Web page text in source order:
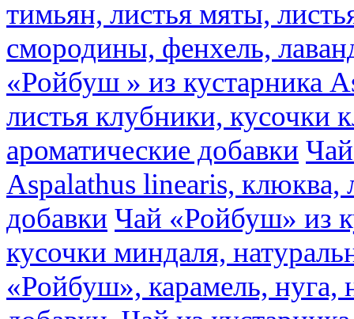
тимьян, листья мяты,
смородины, фенхель,
«Ройбуш » из кустарника
листья клубники, кусочки
ароматические добавки
Aspalathus linearis, клюква,
добавки Чай «Ройбуш» из
кусочки миндаля,
«Ройбуш», карамель, нуга,